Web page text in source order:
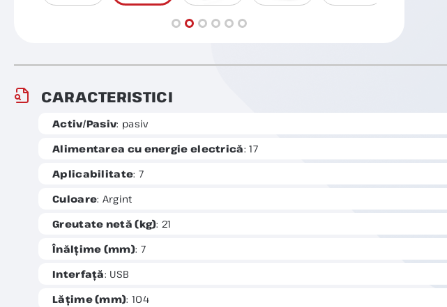
CARACTERISTICI
Activ/Pasiv: pasiv
Alimentarea cu energie electrică: 17
Aplicabilitate: 7
Culoare: Argint
Greutate netă (kg): 21
Înălțime (mm): 7
Interfață: USB
Lățime (mm): 104